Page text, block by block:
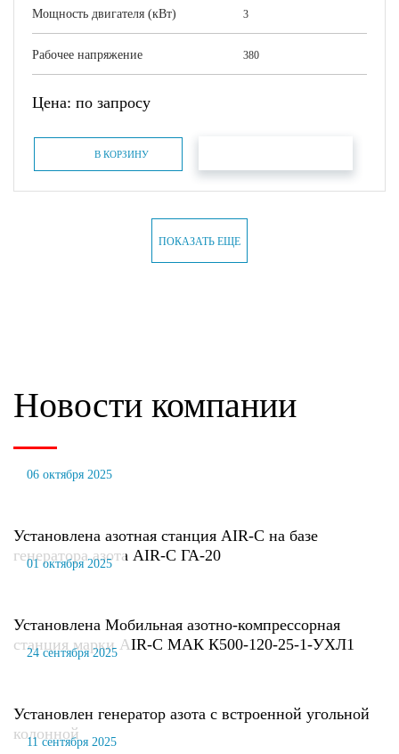
Мощность двигателя (кВт) 3
Рабочее напряжение 380
Цена: по запросу
В КОРЗИНУ
ПОКАЗАТЬ ЕЩЕ
Новости компании
06 октября 2025
Установлена азотная станция AIR-C на базе
генератора азота AIR-C ГА-20
01 октября 2025
Установлена Мобильная азотно-компрессорная
станция марки AIR-C МАК К500-120-25-1-УХЛ1
24 сентября 2025
Установлен генератор азота с встроенной угольной
колонной
11 сентября 2025